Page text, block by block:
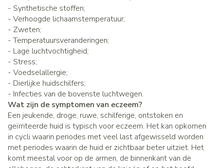
- Synthetische stoffen;
- Verhoogde lichaamstemperatuur;
- Zweten;
- Temperatuursveranderingen;
- Lage luchtvochtigheid;
- Stress;
- Voedselallergie;
- Dierlijke huidschilfers;
- Infecties van de bovenste luchtwegen.
Wat zijn de symptomen van eczeem?
Een jeukende, droge, ruwe, schilferige, ontstoken en
geïrriteerde huid is typisch voor eczeem. Het kan opkomen
in cycli waarin periodes met veel last afgewisseld worden
met periodes waarin de huid er zichtbaar beter uitziet. Het
komt meestal voor op de armen, de binnenkant van de